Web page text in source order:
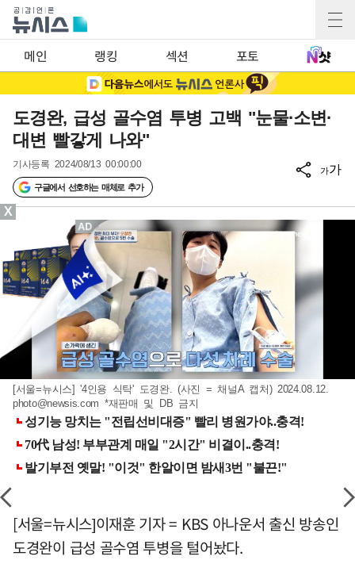
메인 랭킹 섹션 포토
도경완, 급성 골수염 투병 고백 "눈물·소변·
대변 빨갛게 나와"
기사등록 2024/08/13 00:00:00
구글에서 선호하는 매체로 추가
가가
[서울=뉴시스] '4인용 식탁' 도경완. (사진 = 채널A 캡처) 2024.08.12.
photo@newsis.com *재판매 및 DB 금지
[서울=뉴시스]이재훈 기자 = KBS 아나운서 출신 방송인
도경완이 급성 골수염 투병을 털어놨다.
X